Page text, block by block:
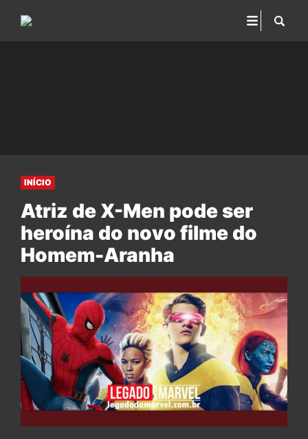
INÍCIO
Atriz de X-Men pode ser
heroína do novo filme do
Homem-Aranha